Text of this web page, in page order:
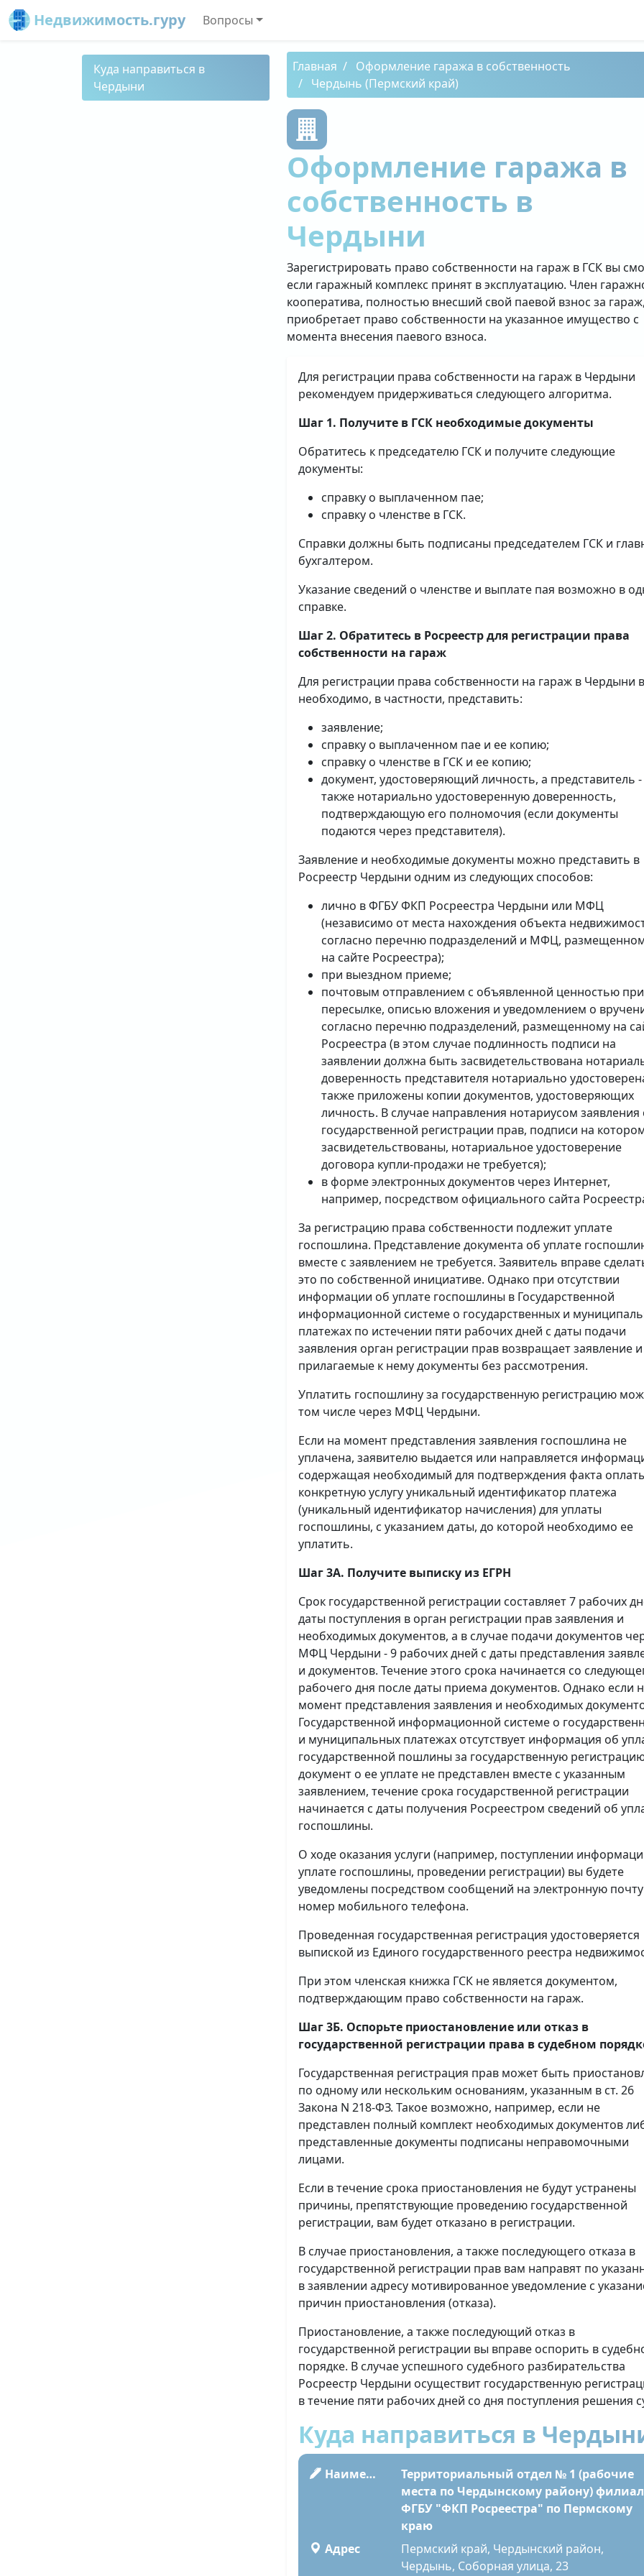
Недвижимость.гуру Вопросы
Куда направиться в
Чердыни
Главная
Оформление гаража в собственность
Чердынь (Пермский край)
Оформление гаража в
собственность в
Чердыни
Зарегистрировать право собственности на гараж в ГСК вы
если гаражный комплекс принят в эксплуатацию. Член
кооператива, полностью внесший свой паевой взнос за гараж,
приобретает право собственности на указанное имущество с
момента внесения паевого взноса.
Для регистрации права собственности на гараж в Чердыни
рекомендуем придерживаться следующего алгоритма.
Шаг 1. Получите в ГСК необходимые документы
Обратитесь к председателю ГСК и получите следующие
документы:
справку о выплаченном пае;
справку о членстве в ГСК.
Справки должны быть подписаны председателем ГСК и
бухгалтером.
Указание сведений о членстве и выплате пая возможно в
справке.
Шаг 2. Обратитесь в Росреестр для регистрации права
собственности на гараж
Для регистрации права собственности на гараж в Чердыни
необходимо, в частности, представить:
заявление;
справку о выплаченном пае и ее копию;
справку о членстве в ГСК и ее копию;
документ, удостоверяющий личность, а представитель -
также нотариально удостоверенную доверенность,
подтверждающую его полномочия (если документы
подаются через представителя).
Заявление и необходимые документы можно представить в
Росреестр Чердыни одним из следующих способов:
лично в ФГБУ ФКП Росреестра Чердыни или МФЦ
(независимо от места нахождения объекта
согласно перечню подразделений и МФЦ,
на сайте Росреестра);
при выездном приеме;
почтовым отправлением с объявленной ценностью при
пересылке, описью вложения и уведомлением о
согласно перечню подразделений, размещенному на
Росреестра (в этом случае подлинность подписи на
заявлении должна быть засвидетельствована
доверенность представителя нотариально
также приложены копии документов, удостоверяющих
личность. В случае направления нотариусом заявления
государственной регистрации прав, подписи на
засвидетельствованы, нотариальное удостоверение
договора купли-продажи не требуется);
в форме электронных документов через Интернет,
например, посредством официального сайта
За регистрацию права собственности подлежит уплате
госпошлина. Представление документа об уплате
вместе с заявлением не требуется. Заявитель вправе
это по собственной инициативе. Однако при отсутствии
информации об уплате госпошлины в Государственной
информационной системе о государственных и
платежах по истечении пяти рабочих дней с даты подачи
заявления орган регистрации прав возвращает заявление и
прилагаемые к нему документы без рассмотрения.
Уплатить госпошлину за государственную регистрацию
том числе через МФЦ Чердыни.
Если на момент представления заявления госпошлина не
уплачена, заявителю выдается или направляется
содержащая необходимый для подтверждения факта
конкретную услугу уникальный идентификатор платежа
(уникальный идентификатор начисления) для уплаты
госпошлины, с указанием даты, до которой необходимо ее
уплатить.
Шаг 3А. Получите выписку из ЕГРН
Срок государственной регистрации составляет 7 рабочих
даты поступления в орган регистрации прав заявления и
необходимых документов, а в случае подачи документов
МФЦ Чердыни - 9 рабочих дней с даты представления
и документов. Течение этого срока начинается со
рабочего дня после даты приема документов. Однако если
момент представления заявления и необходимых
Государственной информационной системе о
и муниципальных платежах отсутствует информация об
государственной пошлины за государственную
документ о ее уплате не представлен вместе с указанным
заявлением, течение срока государственной регистрации
начинается с даты получения Росреестром сведений об
госпошлины.
О ходе оказания услуги (например, поступлении
уплате госпошлины, проведении регистрации) вы будете
уведомлены посредством сообщений на электронную
номер мобильного телефона.
Проведенная государственная регистрация удостоверяется
выпиской из Единого государственного реестра
При этом членская книжка ГСК не является документом,
подтверждающим право собственности на гараж.
Шаг 3Б. Оспорьте приостановление или отказ в
государственной регистрации права в судебном
Государственная регистрация прав может быть
по одному или нескольким основаниям, указанным в ст. 26
Закона N 218-ФЗ. Такое возможно, например, если не
представлен полный комплект необходимых документов
представленные документы подписаны неправомочными
лицами.
Если в течение срока приостановления не будут устранены
причины, препятствующие проведению государственной
регистрации, вам будет отказано в регистрации.
В случае приостановления, а также последующего отказа в
государственной регистрации прав вам направят по
в заявлении адресу мотивированное уведомление с
причин приостановления (отказа).
Приостановление, а также последующий отказ в
государственной регистрации вы вправе оспорить в
порядке. В случае успешного судебного разбирательства
Росреестр Чердыни осуществит государственную
в течение пяти рабочих дней со дня поступления решения
Куда направиться в
Наименование
Территориальный отдел № 1 (рабочие
места по Чердынскому району)
ФГБУ "ФКП Росреестра" по Пермскому
краю
Адрес
Пермский край, Чердынский район,
Чердынь, Соборная улица, 23